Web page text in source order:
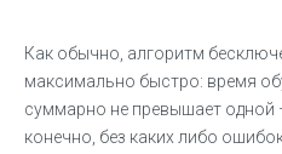
Как обычно, алгоритм
максимально быстро: время
суммарно не превышает одной
конечно, без каких либо